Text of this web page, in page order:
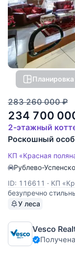
Планировка
283 260 000 ₽
234 700
2-этажный
Роскошный
КП «Красная
Рублево-
ID: 116611 · КП
безупречно
дом в охраняемом
Успенском шоссе.
медная. В доме
У леса
Vesco